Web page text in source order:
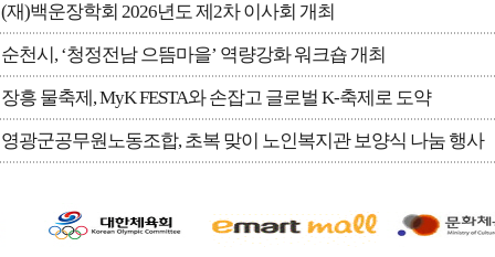
(재)백운장학회 2026년도 제2차 이사회 개최
순천시, ‘청정전남 으뜸마을’ 역량강화 워크숍 개최
장흥 물축제, MyK FESTA와 손잡고 글로벌 K-축제로 도약
영광군공무원노동조합, 초복 맞이 노인복지관 보양식 나눔 행사